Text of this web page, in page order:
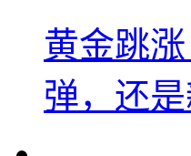
黄金跳
弹，还